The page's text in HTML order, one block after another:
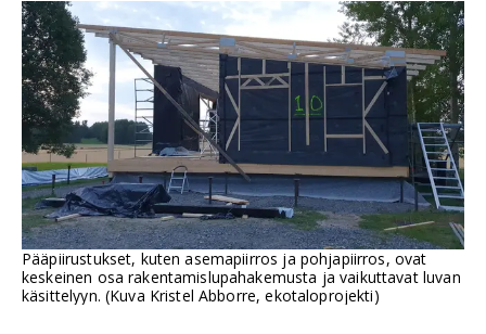
Pääpiirustukset, kuten asemapiirros ja pohjapiirros, ovat
keskeinen osa rakentamislupahakemusta ja vaikuttavat luvan
käsittelyyn. (Kuva Kristel Abborre, ekotaloprojekti)